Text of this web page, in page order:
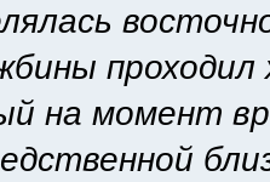
на момент